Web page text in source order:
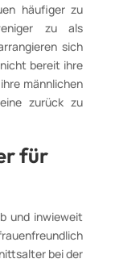
häufiger zu
zu als
sich
bereit ihre
männlichen
zurück zu
für
und inwieweit
bei der